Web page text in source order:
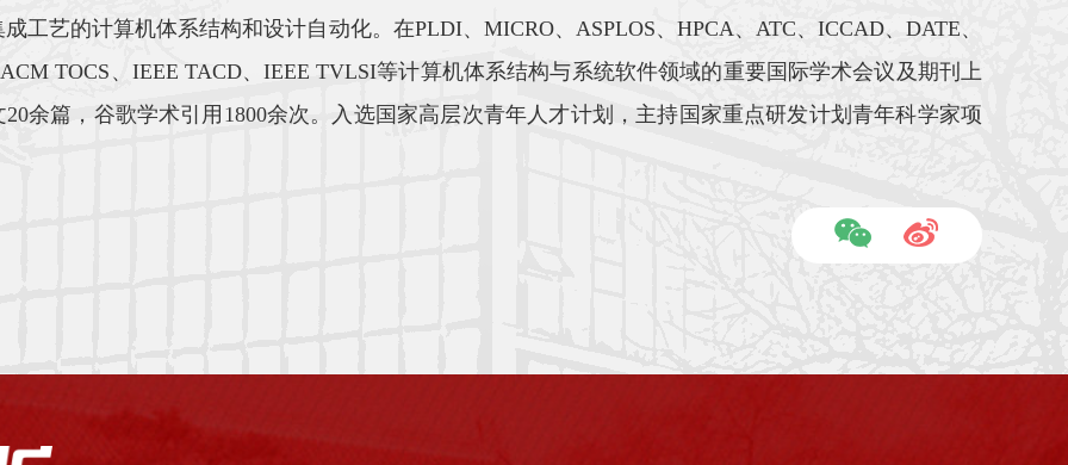
工艺的计算机体系结构和设计自动化。在PLDI、MICRO、ASPLOS、HPCA、ATC、ICCAD、DATE、
TOCS、IEEE TACD、IEEE TVLSI等计算机体系结构与系统软件领域的重要国际学术会议及期刊上
20余篇，谷歌学术引用1800余次。入选国家高层次青年人才计划，主持国家重点研发计划青年科学家项